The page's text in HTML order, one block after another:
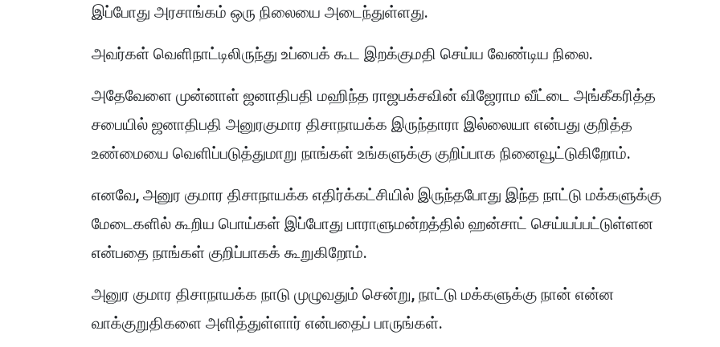
இப்போது அரசாங்கம் ஒரு நிலையை அடைந்துள்ளது.
அவர்கள் வெளிநாட்டிலிருந்து உப்பைக் கூட இறக்குமதி செய்ய வேண்டிய நிலை.
அதேவேளை முன்னாள் ஜனாதிபதி மஹிந்த ராஜபக்சவின் விஜேராம வீட்டை அங்கீகரித்த
சபையில் ஜனாதிபதி அனுரகுமார திசாநாயக்க இருந்தாரா இல்லையா என்பது குறித்த
உண்மையை வெளிப்படுத்துமாறு நாங்கள் உங்களுக்கு குறிப்பாக நினைவூட்டுகிறோம்.
எனவே, அனுர குமார திசாநாயக்க எதிர்க்கட்சியில் இருந்தபோது இந்த நாட்டு மக்களுக்கு
மேடைகளில் கூறிய பொய்கள் இப்போது பாராளுமன்றத்தில் ஹன்சாட் செய்யப்பட்டுள்ளன
என்பதை நாங்கள் குறிப்பாகக் கூறுகிறோம்.
அனுர குமார திசாநாயக்க நாடு முழுவதும் சென்று, நாட்டு மக்களுக்கு நான் என்ன
வாக்குறுதிகளை அளித்துள்ளார் என்பதைப் பாருங்கள்.